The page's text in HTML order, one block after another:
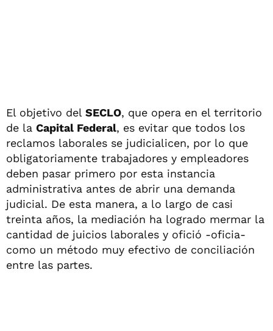
El objetivo del SECLO, que opera en el territorio
de la Capital Federal, es evitar que todos los
reclamos laborales se judicialicen, por lo que
obligatoriamente trabajadores y empleadores
deben pasar primero por esta instancia
administrativa antes de abrir una demanda
judicial. De esta manera, a lo largo de casi
treinta años, la mediación ha logrado mermar la
cantidad de juicios laborales y ofició -oficia-
como un método muy efectivo de conciliación
entre las partes.